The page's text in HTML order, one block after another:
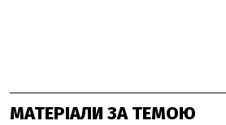
МАТЕРІАЛИ ЗА ТЕМОЮ